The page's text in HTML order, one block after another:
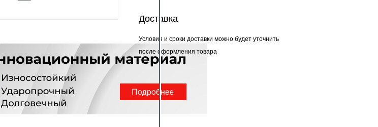
Доставка
Условия и сроки доставки можно будет уточнить
после оформления товара